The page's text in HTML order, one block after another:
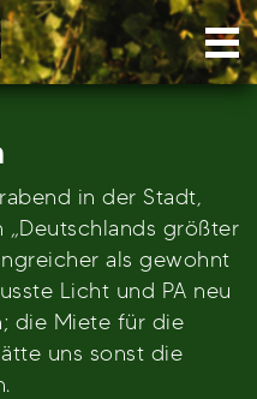
in der Stadt,
größter
als gewohnt
Licht und PA neu
die Miete für die
uns sonst die